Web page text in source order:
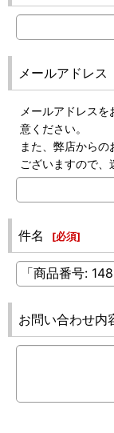
メールアドレス
メールアドレス
意ください。
また、弊店から
ございますので、
件名 [必須]
お問い合わせ内